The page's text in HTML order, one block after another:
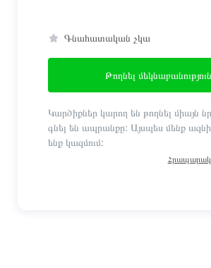
Գնահատական չկա
Թողնել մեկնաբանություն
Կարծիքներ կարող են թողնել միայն
գնել են ապրանքը: Այսպես մենք
ենք կազմում: